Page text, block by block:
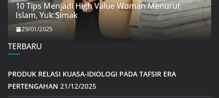
10 Tips Menjadi High Value Woman Menurut
Islam, Yuk Simak
29/01/2025
TERBARU
PRODUK RELASI KUASA-IDIOLOGI PADA TAFSIR ERA
PERTENGAHAN 21/12/2025